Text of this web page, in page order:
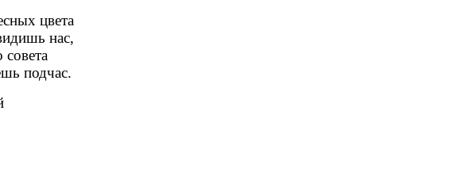
цвета
нас,